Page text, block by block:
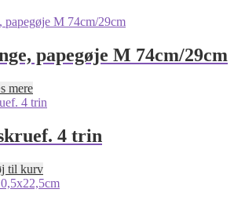
papegøje M 74cm/29cm
mere
4 trin
til kurv